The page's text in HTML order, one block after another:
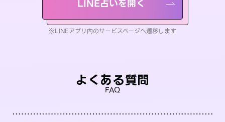
LINE占いを開く
※LINEアプリ内のサービスページへ遷移します
よくある質問
FAQ